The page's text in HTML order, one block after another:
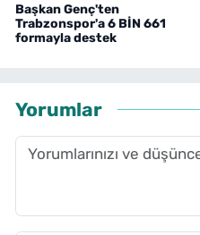
Başkan Genç'ten
Trabzonspor'a 6 BİN 661
formayla destek
Yorumlar